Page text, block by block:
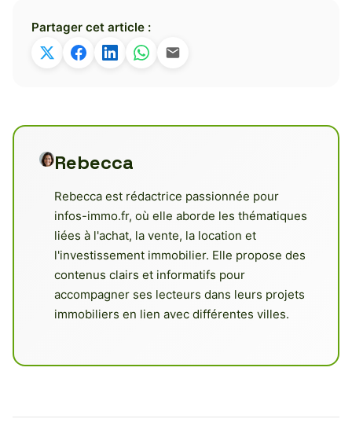
Partager cet article :
Rebecca
Rebecca est rédactrice passionnée pour
infos-immo.fr, où elle aborde les thématiques
liées à l'achat, la vente, la location et
l'investissement immobilier. Elle propose des
contenus clairs et informatifs pour
accompagner ses lecteurs dans leurs projets
immobiliers en lien avec différentes villes.